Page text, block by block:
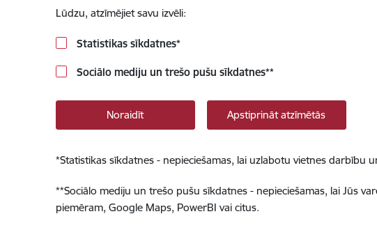
Lūdzu, atzīmējiet savu izvēli:
Statistikas sīkdatnes*
Sociālo mediju un trešo pušu sīkdatnes**
Noraidīt Apstiprināt atzīmētās
*Statistikas sīkdatnes - nepieciešamas, lai uzlabotu vietnes darbību
**Sociālo mediju un trešo pušu sīkdatnes - nepieciešamas, lai Jūs
piemēram, Google Maps, PowerBI vai citus.